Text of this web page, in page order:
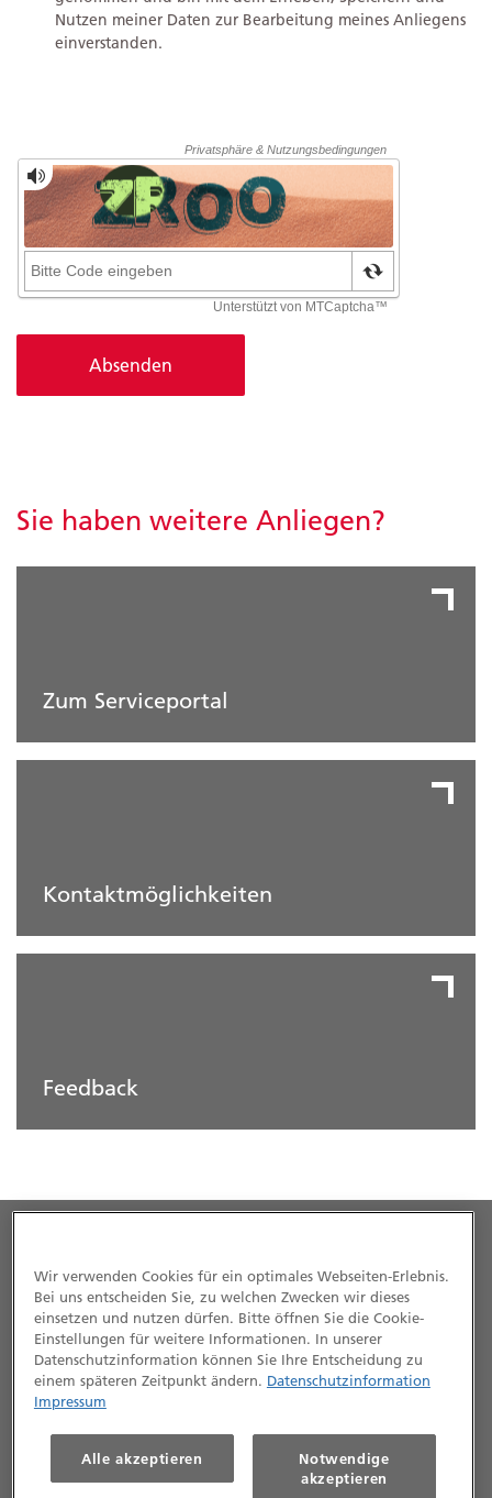
Nutzen meiner Daten zur Bearbeitung meines Anliegens
einverstanden.
Sie haben weitere Anliegen?
Zum Serviceportal
Kontaktmöglichkeiten
Feedback
© neue leben Lebensversicherung AG 2025
Impressum
Barrierefreiheit
Wir verwenden Cookies für ein optimales Webseiten-Erlebnis.
Bei uns entscheiden Sie, zu welchen Zwecken wir dieses
einsetzen und nutzen dürfen. Bitte öffnen Sie die Cookie-
Einstellungen für weitere Informationen. In unserer
Datenschutzinformation können Sie Ihre Entscheidung zu
einem späteren Zeitpunkt ändern. Datenschutzinformation
Impressum
Alle akzeptieren
Notwendige
akzeptieren